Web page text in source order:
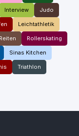
Interview Judo
Leichtathletik
Reiten Rollerskating
Sinas Kitchen
Triathlon